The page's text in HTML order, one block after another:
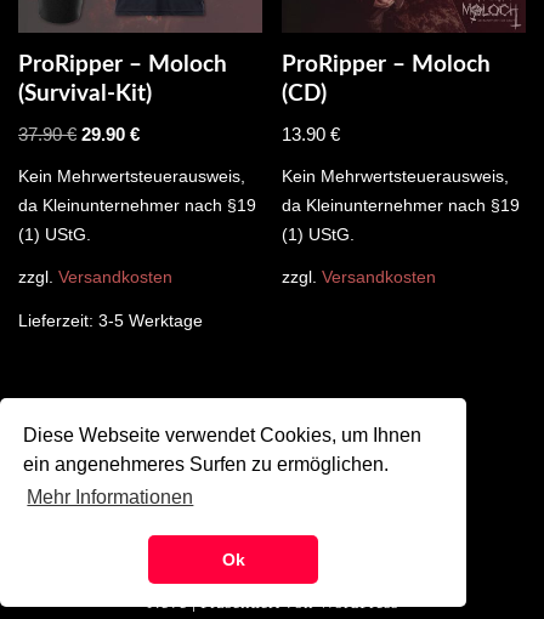
Diese Webseite verwendet Cookies, um Ihnen
ein angenehmeres Surfen zu ermöglichen.
Mehr Informationen
Ok
ProRipper – Moloch
(Survival-Kit)
37.90€ 29.90 €
Kein Mehrwertsteuerausweis,
da Kleinunternehmer nach §19
(1) UStG.
zzgl. Versandkosten
Lieferzeit: 3-5 Werktage
ProRipper – Moloch
(CD)
13.90€
Kein Mehrwertsteuerausweis,
da Kleinunternehmer nach §19
(1) UStG.
zzgl.Versandkosten
1 2 →